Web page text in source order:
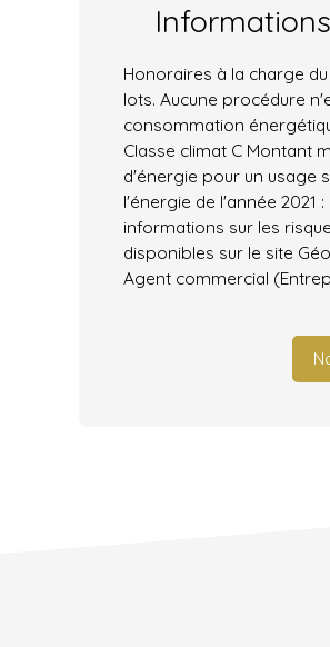
Informations
Honoraires à la charge
lots. Aucune procédure
consommation
Classe climat C Montant
d'énergie pour un usage
l'énergie de l'année 2021
informations sur les
disponibles sur le site
Agent commercial